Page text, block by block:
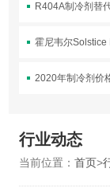
霍尼韦尔Solstice
2020年制冷剂价
行业动态
当前位置： 首页>